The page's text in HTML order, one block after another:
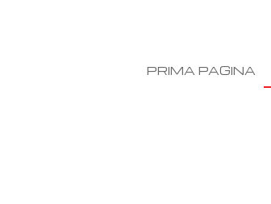
PRIMA PAGINA